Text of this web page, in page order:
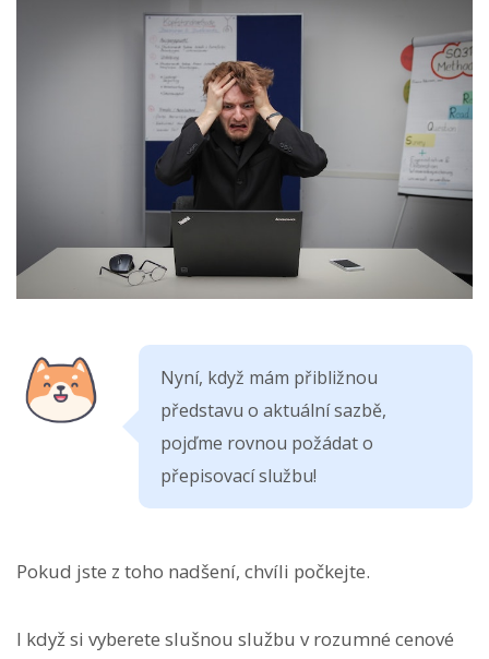
Nyní, když mám přibližnou
představu o aktuální sazbě,
pojďme rovnou požádat o
přepisovací službu!
Pokud jste z toho nadšení, chvíli počkejte.
I když si vyberete slušnou službu v rozumné cenové